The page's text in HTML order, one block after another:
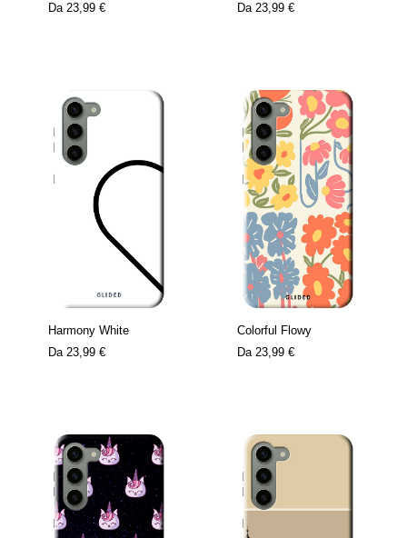
Da 23,99 €
Da 23,99 €
Harmony White
Da 23,99 €
Colorful Flowy
Da 23,99 €